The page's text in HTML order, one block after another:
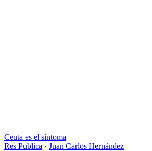
Ceuta es el síntoma
Res Publica · Juan Carlos Hernández